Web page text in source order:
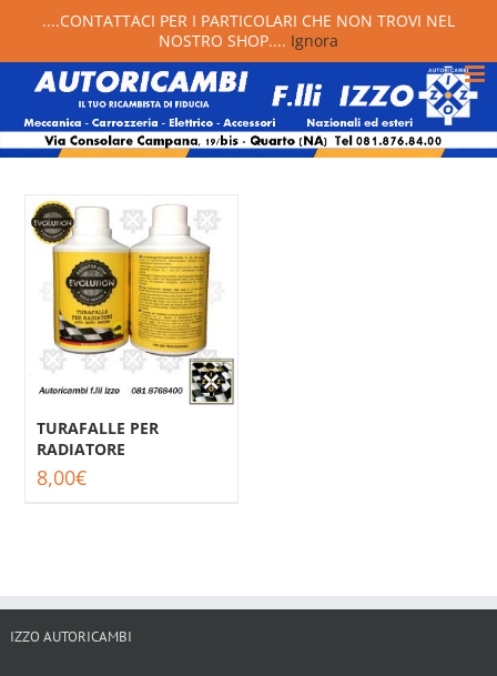
TURAFALLE PER
RADIATORE
8,00€
IZZO AUTORICAMBI
....CONTATTACI PER I PARTICOLARI CHE NON TROVI NEL
NOSTRO SHOP.... Ignora